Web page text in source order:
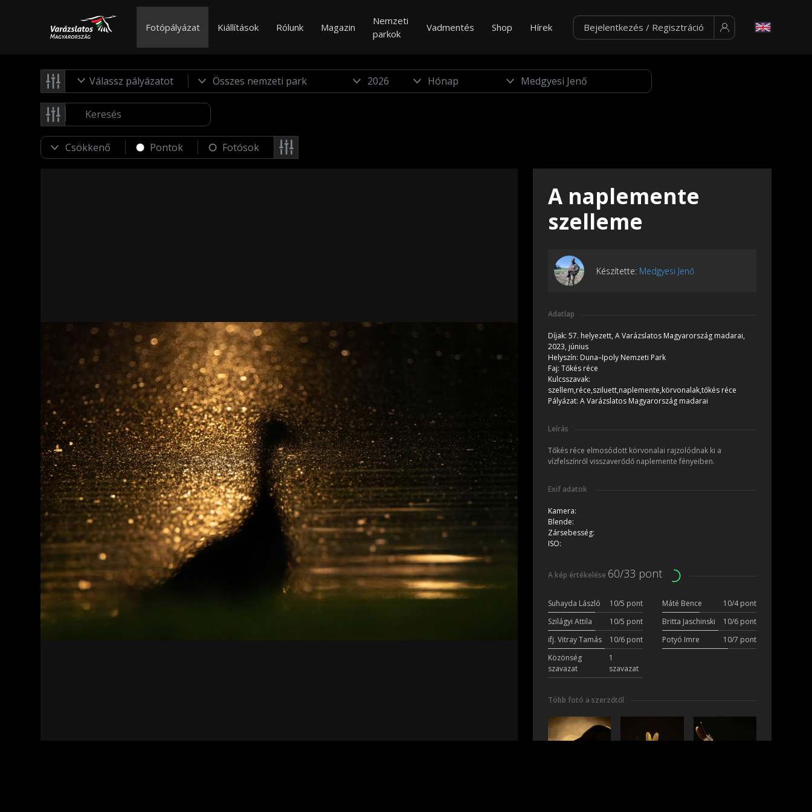
Fotópályázat Kiállítások Rólunk Magazin
Nemzeti
parkok
Vadmentés Shop Hírek Bejelentkezés / Regisztráció
Válassz pályázatot
Pontok Fotósok
A naplemente
szelleme
Készítette: Medgyesi Jenő
Adatlap
Díjak: 57. helyezett, A Varázslatos Magyarország madarai,
2023, június
Helyszín: Duna–Ipoly Nemzeti Park
Faj: Tőkés réce
Kulcsszavak:
szellem,réce,sziluett,naplemente,körvonalak,tőkés réce
Pályázat: A Varázslatos Magyarország madarai
Leírás
Tőkés réce elmosódott körvonalai rajzolódnak ki a
vízfelszínről visszaverődő naplemente fényeiben.
Exif adatok
Kamera:
Blende:
Zársebesség:
ISO:
A kép értékelése 60/33 pont
Suhayda László 10/5 pont Máté Bence
10/4 pont
Szilágyi Attila
10/5 pont Britta Jaschinski
10/6 pont
ifj. Vitray Tamás
10/6 pont Potyó Imre
10/7 pont
Közönség
szavazat
1
szavazat
Több fotó a szerzőtől